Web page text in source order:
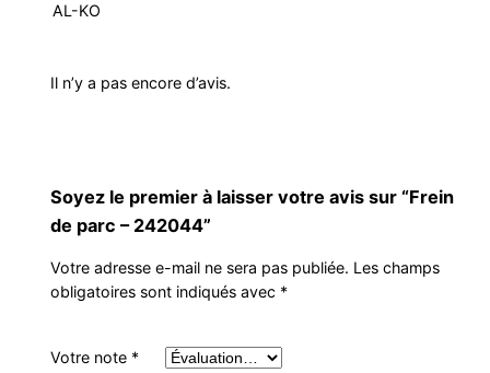
AL-KO
Il n’y a pas encore d’avis.
Soyez le premier à laisser votre avis sur “Frein
de parc – 242044”
Votre adresse e-mail ne sera pas publiée. Les champs
obligatoires sont indiqués avec *
Votre note *